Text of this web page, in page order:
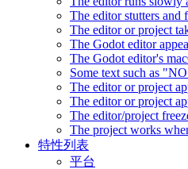
The editor stutters and
The editor or project
The Godot editor
The Godot editor's
Some text such as
The editor or project
The editor or project
The editor/project
The project works
特性列表
平台